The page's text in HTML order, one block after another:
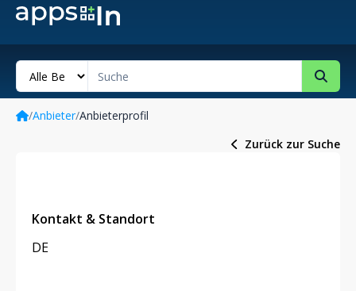
/Anbieter/Anbieterprofil
Zurück zur Suche
Kontakt & Standort
DE